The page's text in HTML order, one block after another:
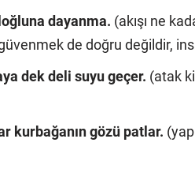
dayanma. (akışı ne
de doğru değildir,
dek deli suyu geçer. (atak
kurbağanın gözü patlar.